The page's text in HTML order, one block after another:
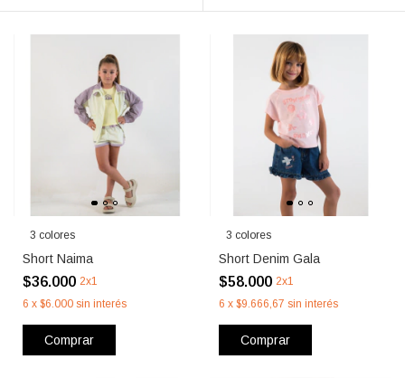
3 colores
Short Naima
$36.000 2x1
6 x $6.000 sin interés
Comprar
3 colores
Short Denim Gala
$58.000 2x1
6 x $9.666,67 sin interés
Comprar